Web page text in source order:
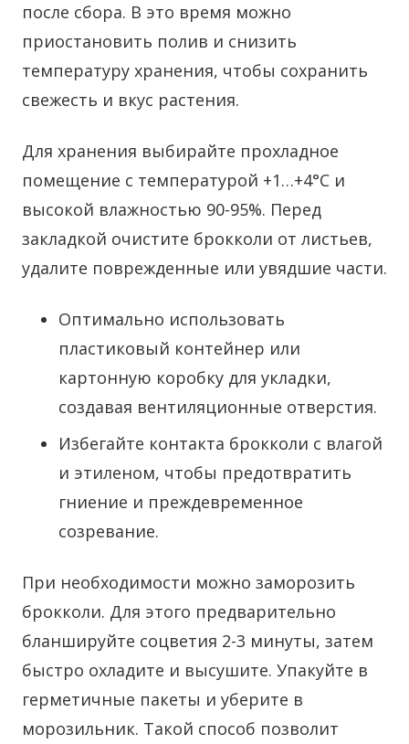
после сбора. В это время можно
приостановить полив и снизить
температуру хранения, чтобы сохранить
свежесть и вкус растения.
Для хранения выбирайте прохладное
помещение с температурой +1…+4°C и
высокой влажностью 90-95%. Перед
закладкой очистите брокколи от листьев,
удалите поврежденные или увядшие части.
Оптимально использовать
пластиковый контейнер или
картонную коробку для укладки,
создавая вентиляционные отверстия.
Избегайте контакта брокколи с влагой
и этиленом, чтобы предотвратить
гниение и преждевременное
созревание.
При необходимости можно заморозить
брокколи. Для этого предварительно
бланшируйте соцветия 2-3 минуты, затем
быстро охладите и высушите. Упакуйте в
герметичные пакеты и уберите в
морозильник. Такой способ позволит